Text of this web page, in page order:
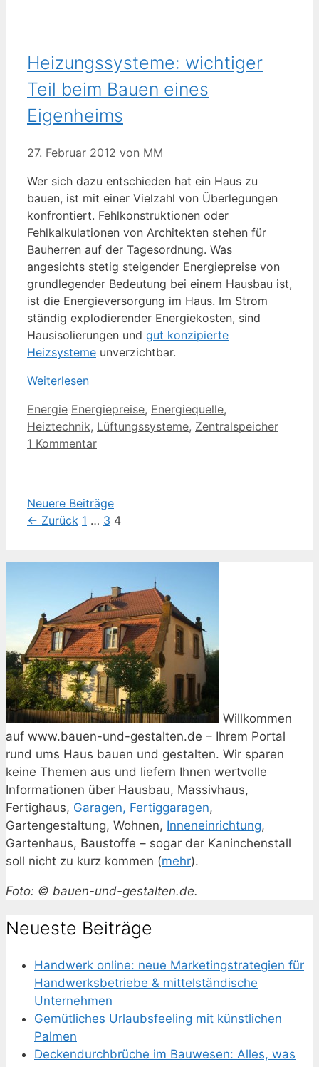
Heizungssysteme: wichtiger
Teil beim Bauen eines
Eigenheims
27. Februar 2012 von MM
Wer sich dazu entschieden hat ein Haus zu
bauen, ist mit einer Vielzahl von Überlegungen
konfrontiert. Fehlkonstruktionen oder
Fehlkalkulationen von Architekten stehen für
Bauherren auf der Tagesordnung. Was
angesichts stetig steigender Energiepreise von
grundlegender Bedeutung bei einem Hausbau ist,
ist die Energieversorgung im Haus. Im Strom
ständig explodierender Energiekosten, sind
Hausisolierungen und gut konzipierte
Heizsysteme unverzichtbar.
Weiterlesen
Kategorien
Energie Schlagwörter
Energiepreise, Energiequelle,
Heiztechnik, Lüftungssysteme, Zentralspeicher
1 Kommentar
Neuere Beiträge
← Zurück Seite
1 … Seite
3 Seite
4
Willkommen
auf www.bauen-und-gestalten.de – Ihrem Portal
rund ums Haus bauen und gestalten. Wir sparen
keine Themen aus und liefern Ihnen wertvolle
Informationen über Hausbau, Massivhaus,
Fertighaus, Garagen, Fertiggaragen,
Gartengestaltung, Wohnen, Inneneinrichtung,
Gartenhaus, Baustoffe – sogar der Kaninchenstall
soll nicht zu kurz kommen (mehr).
Foto: © bauen-und-gestalten.de.
Neueste Beiträge
Handwerk online: neue Marketingstrategien für
Handwerksbetriebe & mittelständische
Unternehmen
Gemütliches Urlaubsfeeling mit künstlichen
Palmen
Deckendurchbrüche im Bauwesen: Alles, was